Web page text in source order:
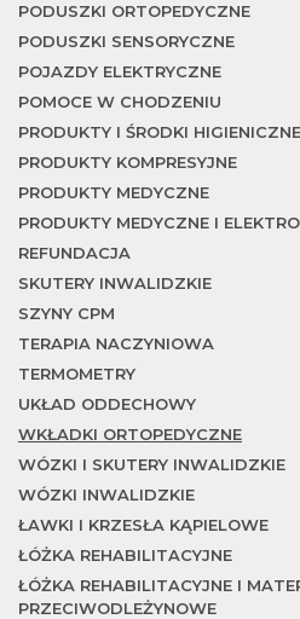
PODUSZKI ORTOPEDYCZNE
PODUSZKI SENSORYCZNE
POJAZDY ELEKTRYCZNE
POMOCE W CHODZENIU
PRODUKTY I ŚRODKI HIGIENICZNE
PRODUKTY KOMPRESYJNE
PRODUKTY MEDYCZNE
PRODUKTY MEDYCZNE I
REFUNDACJA
SKUTERY INWALIDZKIE
SZYNY CPM
TERAPIA NACZYNIOWA
TERMOMETRY
UKŁAD ODDECHOWY
WKŁADKI ORTOPEDYCZNE
WÓZKI I SKUTERY INWALIDZKIE
WÓZKI INWALIDZKIE
ŁAWKI I KRZESŁA KĄPIELOWE
ŁÓŻKA REHABILITACYJNE
ŁÓŻKA REHABILITACYJNE I
PRZECIWODLEŻYNOWE